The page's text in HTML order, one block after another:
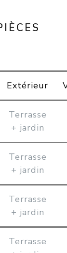
Extérieur
Terrasse
+ jardin
Terrasse
+ jardin
Terrasse
+ jardin
Terrasse